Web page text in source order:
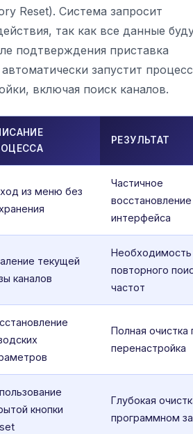
Reset). Система запросит
так как все данные
подтверждения приставка
автоматически запустит процесс
включая поиск каналов.
РЕЗУЛЬТАТ
из меню без
Частичное
интерфейса
текущей
каналов
Необходимость
повторного
частот
Полная очистка
перенастройка
кнопки
Глубокая
программном